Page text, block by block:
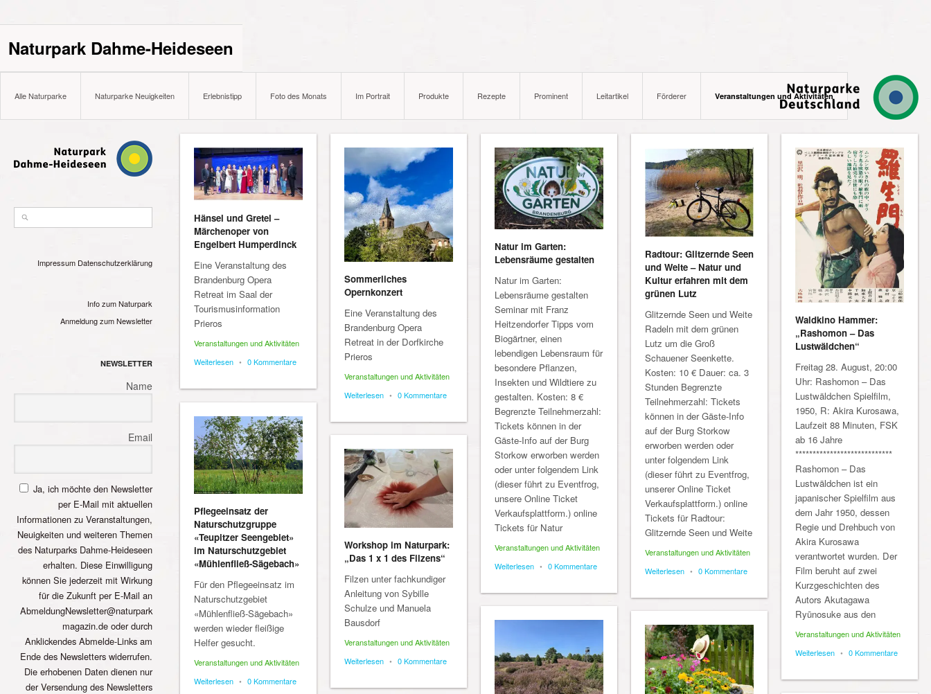
Naturpark Dahme-Heideseen
Alle Naturparke Naturparke Neuigkeiten Erlebnistipp Foto des Monats Im Portrait Produkte Rezepte Prominent Leitartikel Förderer Veranstaltungen und Aktivitäten
Impressum Datenschutzerklärung
Info zum Naturpark
Anmeldung zum Newsletter
NEWSLETTER
Name
Email
Ja, ich möchte den Newsletter
per E-Mail mit aktuellen
Informationen zu Veranstaltungen,
Neuigkeiten und weiteren Themen
des Naturparks Dahme-Heideseen
erhalten. Diese Einwilligung
können Sie jederzeit mit Wirkung
für die Zukunft per E-Mail an
AbmeldungNewsletter@naturpark
magazin.de oder durch
Anklickendes Abmelde-Links am
Ende des Newsletters widerrufen.
Die erhobenen Daten dienen nur
der Versendung des Newsletters
Hänsel und Gretel –
Märchenoper von
Engelbert Humperdinck
Eine Veranstaltung des
Brandenburg Opera
Retreat im Saal der
Tourismusinformation
Prieros
Veranstaltungen und Aktivitäten
Weiterlesen • 0 Kommentare
Sommerliches
Opernkonzert
Eine Veranstaltung des
Brandenburg Opera
Retreat in der Dorfkirche
Prieros
Veranstaltungen und Aktivitäten
Weiterlesen • 0 Kommentare
Natur im Garten:
Lebensräume gestalten
Natur im Garten:
Lebensräume gestalten
Seminar mit Franz
Heitzendorfer Tipps vom
Biogärtner, einen
lebendigen Lebensraum für
besondere Pflanzen,
Insekten und Wildtiere zu
gestalten. Kosten: 8 €
Begrenzte Teilnehmerzahl:
Tickets können in der
Gäste-Info auf der Burg
Storkow erworben werden
oder unter folgendem Link
(dieser führt zu Eventfrog,
unsere Online Ticket
Verkaufsplattform.) online
Tickets für Natur
Veranstaltungen und Aktivitäten
Weiterlesen • 0 Kommentare
Radtour: Glitzernde Seen
und Weite – Natur und
Kultur erfahren mit dem
grünen Lutz
Glitzernde Seen und Weite
Radeln mit dem grünen
Lutz um die Groß
Schauener Seenkette.
Kosten: 10 € Dauer: ca. 3
Stunden Begrenzte
Teilnehmerzahl: Tickets
können in der Gäste-Info
auf der Burg Storkow
erworben werden oder
unter folgendem Link
(dieser führt zu Eventfrog,
unserer Online Ticket
Verkaufsplattform.) online
Tickets für Radtour:
Glitzernde Seen und Weite
Veranstaltungen und Aktivitäten
Weiterlesen • 0 Kommentare
Waldkino Hammer:
„Rashomon – Das
Lustwäldchen“
Freitag 28. August, 20:00
Uhr: Rashomon – Das
Lustwäldchen Spielﬁlm,
1950, R: Akira Kurosawa,
Laufzeit 88 Minuten, FSK
ab 16 Jahre
****************************
Rashomon – Das
Lustwäldchen ist ein
japanischer Spielfilm aus
dem Jahr 1950, dessen
Regie und Drehbuch von
Akira Kurosawa
verantwortet wurden. Der
Film beruht auf zwei
Kurzgeschichten des
Autors Akutagawa
Ryūnosuke aus den
Veranstaltungen und Aktivitäten
Weiterlesen • 0 Kommentare
Pflegeeinsatz der
Naturschutzgruppe
«Teupitzer Seengebiet»
im Naturschutzgebiet
«Mühlenfließ-Sägebach»
Für den Pflegeeinsatz im
Naturschutzgebiet
«Mühlenfließ-Sägebach»
werden wieder fleißige
Helfer gesucht.
Veranstaltungen und Aktivitäten
Weiterlesen • 0 Kommentare
Workshop im Naturpark:
„Das 1 x 1 des Filzens“
Filzen unter fachkundiger
Anleitung von Sybille
Schulze und Manuela
Bausdorf
Veranstaltungen und Aktivitäten
Weiterlesen • 0 Kommentare